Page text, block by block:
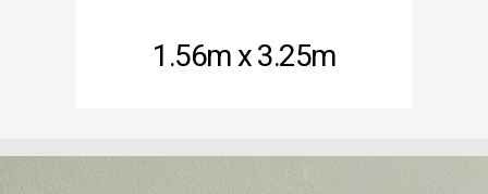
1.56m x 3.25m